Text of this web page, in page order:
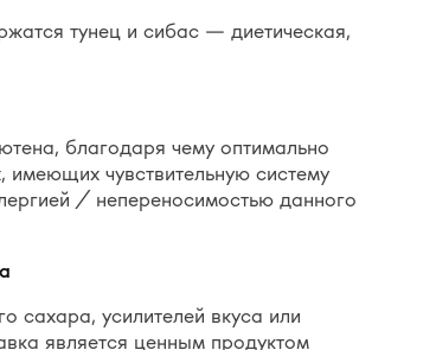
тунец и сибас — диетическая,
благодаря чему оптимально
чувствительную систему
/ непереносимостью данного
сахара, усилителей вкуса или
является ценным продуктом